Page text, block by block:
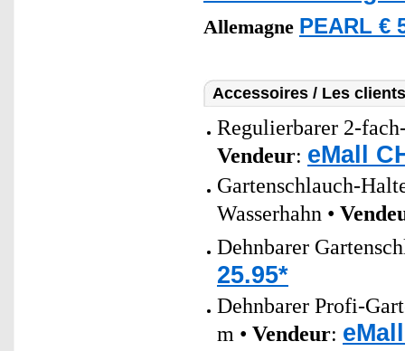
Allemagne PEARL €
Accessoires / Les
Regulierbarer 2-
Vendeur: eMall
Gartenschlauch-
Wasserhahn •
Dehnbarer
25.95*
Dehnbarer Profi-
m • Vendeur: